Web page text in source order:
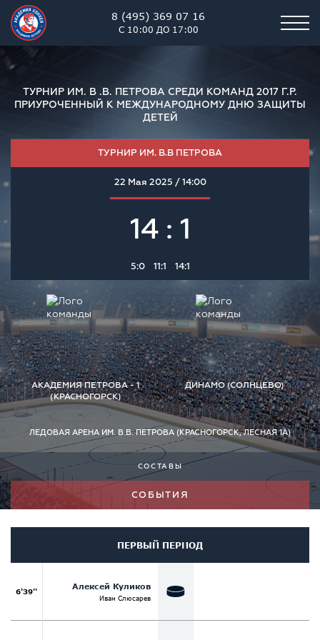
8 (495) 369 07 16
С 10:00 ДО 17:00
ТУРНИР ИМ. В .В. ПЕТРОВА СРЕДИ КОМАНД 2017 Г.Р.
ПРИУРОЧЕННЫЙ К МЕЖДУНАРОДНОМУ ДНЮ ЗАЩИТЫ
ДЕТЕЙ
АКАДЕМИЯ ПЕТРОВА - 1
(КРАСНОГОРСК)
ТУРНИР ИМ. В.В ПЕТРОВА
22 Мая 2025 / 14:00
14 : 1
5:0 11:1 14:1
ДИНАМО (СОЛНЦЕВО)
ЛЕДОВАЯ АРЕНА ИМ. В.В. ПЕТРОВА (КРАСНОГОРСК, ЛЕСНАЯ 1А)
СОСТАВЫ
СОБЫТИЯ
ПЕРВЫЙ ПЕРИОД
6'39''
Алексей Куликов
Иван Слюсарев